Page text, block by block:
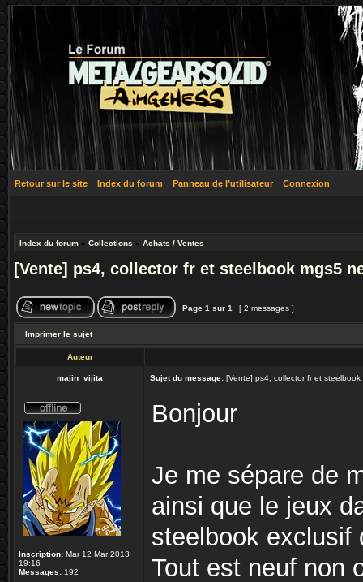
Retour sur le site Index du forum Panneau de l’utilisateur Connexion
Index du forum » Collections » Achats / Ventes
[Vente] ps4, collector fr et steelbook mgs5
Page 1 sur 1 [ 2 messages ]
Imprimer le sujet
Auteur
majin_vijita Sujet du message: [Vente] ps4, collector fr et steelbook
Inscription: Mar 12 Mar 2013
19:16
Messages: 192
Bonjour
Je me sépare de
ainsi que le jeux
steelbook exclusif
Tout est neuf non